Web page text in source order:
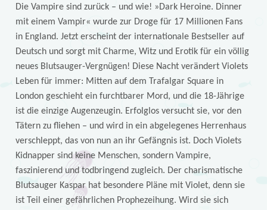
Die Vampire sind zurück – und wie! »Dark Heroine. Dinner
mit einem Vampir« wurde zur Droge für 17 Millionen Fans
in England. Jetzt erscheint der internationale Bestseller auf
Deutsch und sorgt mit Charme, Witz und Erotik für ein völlig
neues Blutsauger-Vergnügen! Diese Nacht verändert Violets
Leben für immer: Mitten auf dem Trafalgar Square in
London geschieht ein furchtbarer Mord, und die 18-Jährige
ist die einzige Augenzeugin. Erfolglos versucht sie, vor den
Tätern zu fliehen – und wird in ein abgelegenes Herrenhaus
verschleppt, das von nun an ihr Gefängnis ist. Doch Violets
Kidnapper sind keine Menschen, sondern Vampire,
faszinierend und todbringend zugleich. Der charismatische
Blutsauger Kaspar hat besondere Pläne mit Violet, denn sie
ist Teil einer gefährlichen Prophezeihung. Wird sie sich